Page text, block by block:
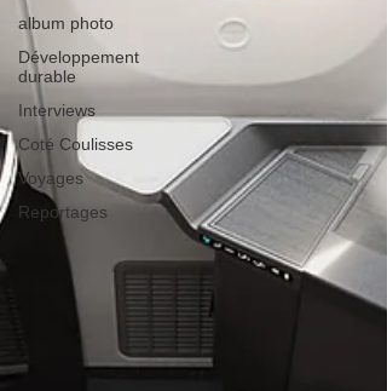
album photo
Développement
durable
Interviews
Coté Coulisses
Voyages
Reportages